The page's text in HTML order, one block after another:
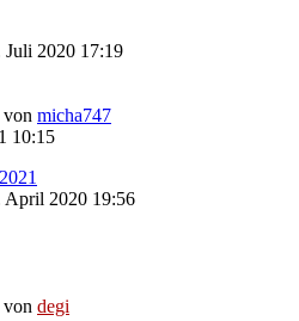
Juli 2020 17:19
von micha747
10:15
April 2020 19:56
von degi